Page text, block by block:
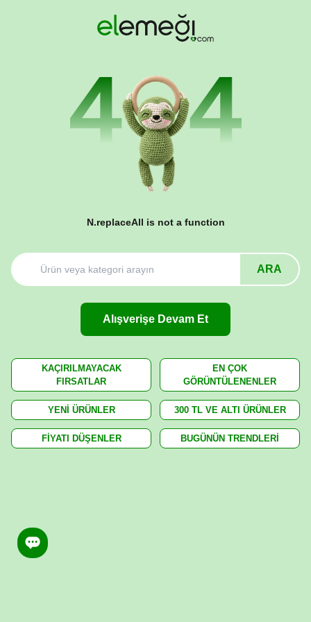
N.replaceAll is not a function
ARA
Alışverişe Devam Et
KAÇIRILMAYACAK
FIRSATLAR
EN ÇOK
GÖRÜNTÜLENENLER
YENİ ÜRÜNLER 300 TL VE ALTI ÜRÜNLER
FİYATI DÜŞENLER BUGÜNÜN TRENDLERİ